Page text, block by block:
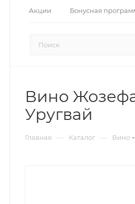
Акции Бонусная
Вино Жозефа
Уругвай
Главная — Каталог — Вино